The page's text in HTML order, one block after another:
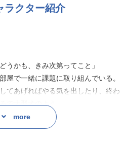
ラクター紹介
うかも、きみ次第ってこと」
屋で一緒に課題に取り組んでいる。
てあげればやる気を出したり、終わ
で大型犬のよう。
一コマ。
彼の意外な少し大人な姿が垣間見え
more